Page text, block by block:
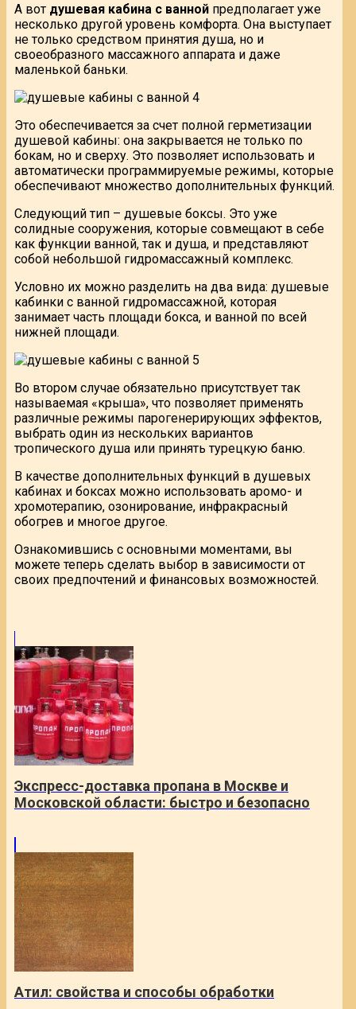
А вот душевая кабина c ванной предполагает уже
несколько другой уровень комфорта. Она выступает
не только средством принятия душа, но и
своеобразного массажного аппарата и даже
маленькой баньки.
Это обеспечивается за счет полной герметизации
душевой кабины: она закрывается не только по
бокам, но и сверху. Это позволяет использовать и
автоматически программируемые режимы, которые
обеспечивают множество дополнительных функций.
Следующий тип – душевые боксы. Это уже
солидные сооружения, которые совмещают в себе
как функции ванной, так и душа, и представляют
собой небольшой гидромассажный комплекс.
Условно их можно разделить на два вида: душевые
кабинки с ванной гидромассажной, которая
занимает часть площади бокса, и ванной по всей
нижней площади.
Во втором случае обязательно присутствует так
называемая «крыша», что позволяет применять
различные режимы парогенерирующих эффектов,
выбрать один из нескольких вариантов
тропического душа или принять турецкую баню.
В качестве дополнительных функций в душевых
кабинах и боксах можно использовать аромо- и
хромотерапию, озонирование, инфракрасный
обогрев и многое другое.
Ознакомившись с основными моментами, вы
можете теперь сделать выбор в зависимости от
своих предпочтений и финансовых возможностей.
Экспресс-доставка пропана в Москве и
Московской области: быстро и безопасно
Атил: свойства и способы обработки